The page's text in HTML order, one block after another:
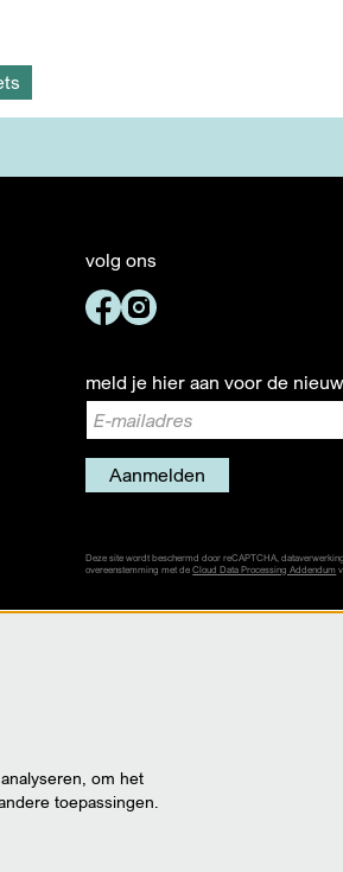
volg ons
meld je hier aan voor de
Aanmelden
Deze site wordt beschermd door reCAPTCHA,
overeenstemming met deCloud Data Processing Addendum
om het
toepassingen.